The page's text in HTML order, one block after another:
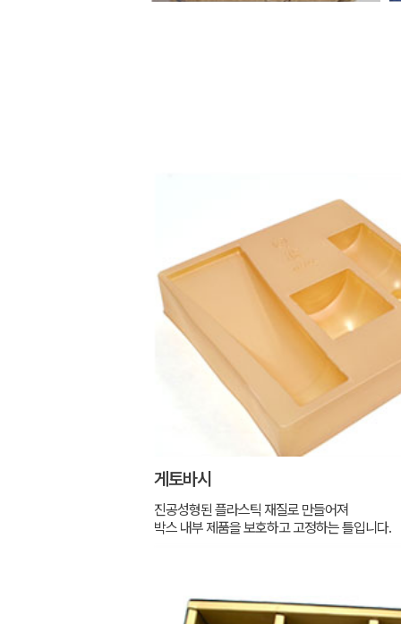
게토바시
진공성형된 플라스틱 재질로 만들어져
박스 내부 제품을 보호하고 고정하는 틀입니다.